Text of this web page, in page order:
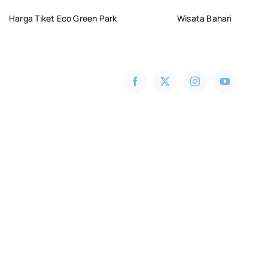
Eco Green Park Wisata Bahari Lamongan: